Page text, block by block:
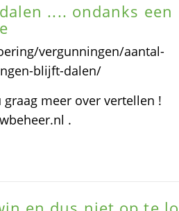
.... ondanks een
vergunningen/aantal-
blijft-dalen/
meer over vertellen !
.